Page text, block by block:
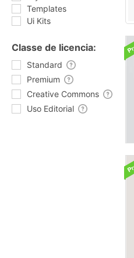
Templates
Ui Kits
Classe de licencia:
Standard
Premium
Creative Commons
Uso Editorial